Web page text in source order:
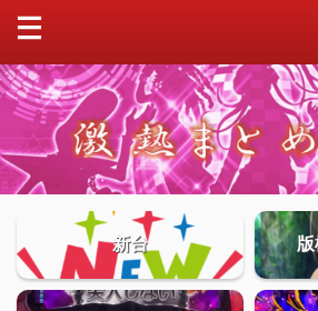
新台